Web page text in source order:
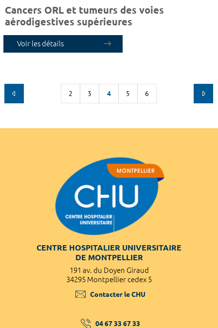
Cancers ORL et tumeurs des voies
aérodigestives supérieures
Voir les détails
2 3 4 5 6
CENTRE HOSPITALIER UNIVERSITAIRE
DE MONTPELLIER
191 av. du Doyen Giraud
34295 Montpellier cedex 5
Contacter le CHU
04 67 33 67 33